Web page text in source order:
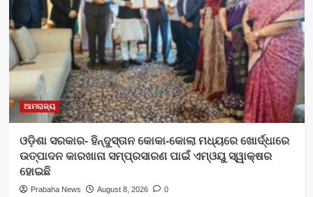
ଆମରାଜ୍ୟ
ଓଡ଼ିଶା ସରକାର- ହିନ୍ଦୁସ୍ତାନ କୋକା-କୋଲା ମଧ୍ୟରେ ଖୋର୍ଦ୍ଧାରେ
ଉତ୍ପାଦନ କାରଖାନା ସମ୍ପ୍ରସାରଣ ପାଇଁ ଏମ୍‌ଓୟୁ ସ୍ୱାକ୍ଷର
ହୋଇଛି
Prabaha News August 8, 2026 0